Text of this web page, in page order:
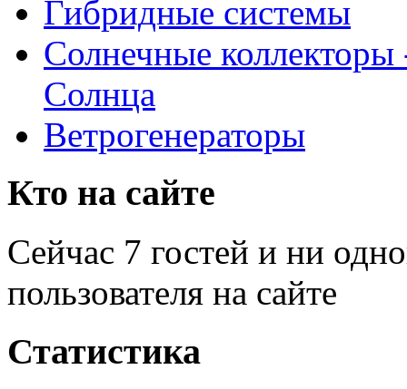
Гибридные системы
Солнечные коллекторы
Солнца
Ветрогенераторы
Кто на сайте
Сейчас 7 гостей и ни
пользователя на сайте
Статистика